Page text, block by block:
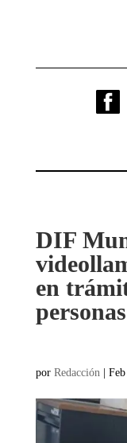
DIF
en
por Redacción |